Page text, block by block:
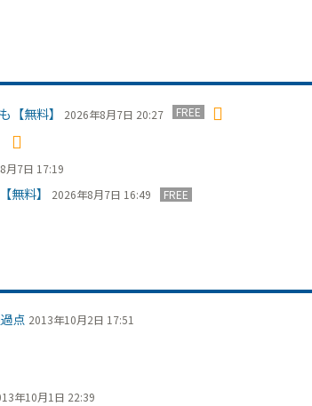
無料】 2026年8月7日 20:27 FREE
月7日 17:19
料】 2026年8月7日 16:49 FREE
点 2013年10月2日 17:51
年10月1日 22:39